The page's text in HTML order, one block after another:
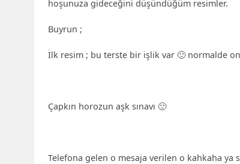
hoşunuza gideceğini düşündüğüm resimler.
Buyrun ;
İlk resim ; bu terste bir işlik var 🙂 normalde
Çapkın horozun aşk sınavı 🙂
Telefona gelen o mesaja verilen o kahkaha ya